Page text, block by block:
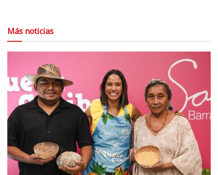
Más noticias